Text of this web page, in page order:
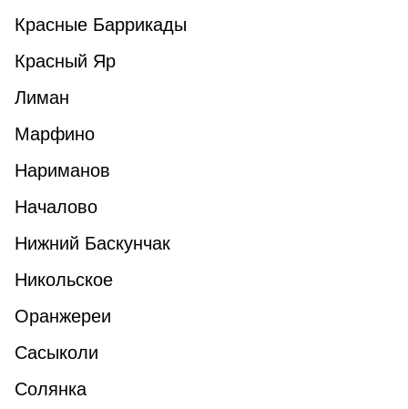
Красные Баррикады
Красный Яр
Лиман
Марфино
Нариманов
Началово
Нижний Баскунчак
Никольское
Оранжереи
Сасыколи
Солянка